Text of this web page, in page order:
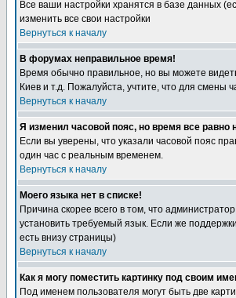
Все ваши настройки хранятся в базе данных
изменить все свои настройки
Вернуться к началу
В форумах неправильное время!
Время обычно правильное, но вы можете
Киев и т.д. Пожалуйста, учтите, что для смены
Вернуться к началу
Я изменил часовой пояс, но время все равно
Если вы уверены, что указали часовой пояс
один час с реальным временем.
Вернуться к началу
Моего языка нет в списке!
Причина скорее всего в том, что
установить требуемый язык. Если же
есть внизу страницы)
Вернуться к началу
Как я могу поместить картинку под своим
Под именем пользователя могут быть две